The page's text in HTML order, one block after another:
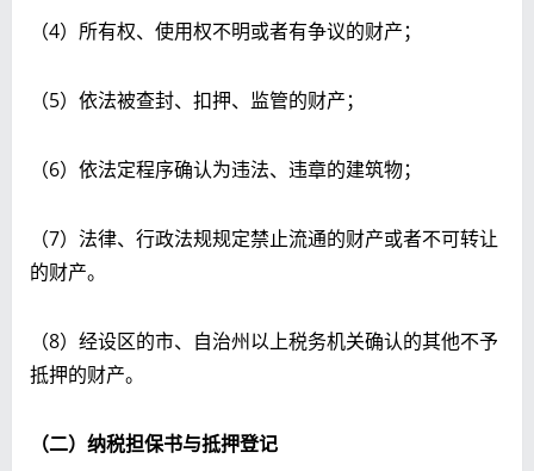
（4）所有权、使用权不明或者有争议的财产；
（5）依法被查封、扣押、监管的财产；
（6）依法定程序确认为违法、违章的建筑物；
（7）法律、行政法规规定禁止流通的财产或者不可转让
的财产。
（8）经设区的市、自治州以上税务机关确认的其他不予
抵押的财产。
（二）纳税担保书与抵押登记